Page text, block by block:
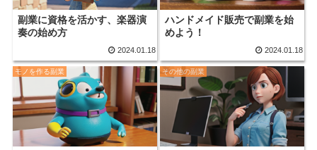
副業に資格を活かす、楽器演
奏の始め方
2024.01.18
ハンドメイド販売で副業を始
めよう！
2024.01.18
モノを作る副業 その他の副業